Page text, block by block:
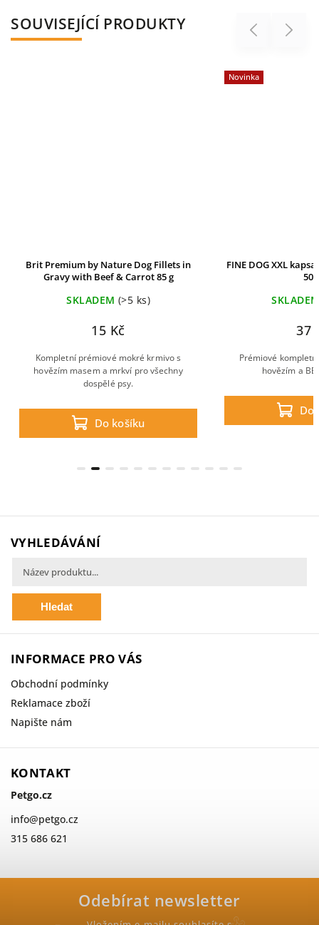
SOUVISEJÍCÍ PRODUKTY Previous
Brit Premium by Nature Dog Fillets in
Gravy with Beef & Carrot 85 g
SKLADEM (>5 ks)
15 Kč
Do košíku
Kompletní prémiové mokré krmivo s
hovězím masem a mrkví pro všechny
dospělé psy.
Novinka
FINE DOG XXL
37
Do
Prémiové
hovězím a
Next
Odebírat newsletter
VYHLEDÁVÁNÍ
Hledat
INFORMACE PRO VÁS
Obchodní podmínky
Reklamace zboží
Napište nám
KONTAKT
Petgo.cz
info@petgo.cz
315 686 621